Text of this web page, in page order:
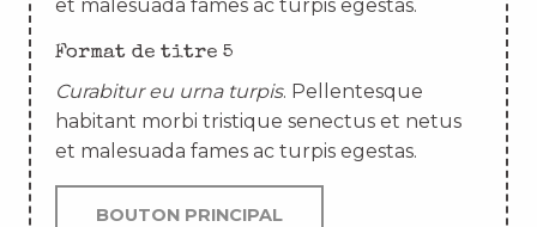
et malesuada fames ac turpis egestas.
Format de titre 5
Curabitur eu urna turpis. Pellentesque
habitant morbi tristique senectus et netus
et malesuada fames ac turpis egestas.
BOUTON PRINCIPAL